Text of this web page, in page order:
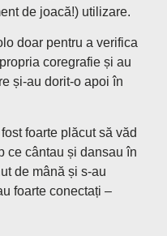
de joacă!) utilizare.
doar pentru a verifica
coregrafie și au
și-au dorit-o apoi în
foarte plăcut să văd
ce cântau și dansau în
de mână și s-au
foarte conectați –